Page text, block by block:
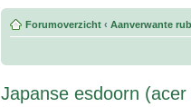
Forumoverzicht ‹ Aanverwante
Japanse esdoorn